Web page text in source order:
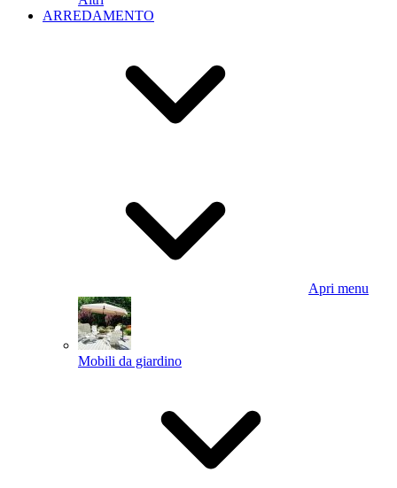
ARREDAMENTO
Apri menu
Mobili da giardino